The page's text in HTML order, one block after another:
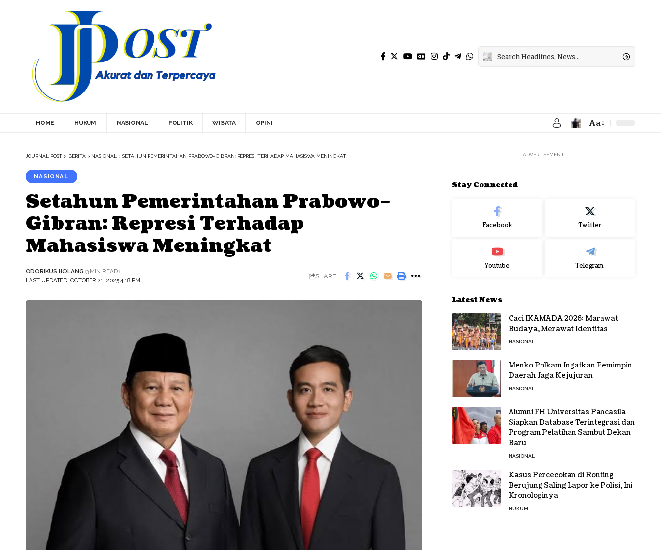
HOME HUKUM NASIONAL POLITIK WISATA OPINI
Font
Aa
JOURNAL POST > BERITA > NASIONAL > SETAHUN PEMERINTAHAN PRABOWO–GIBRAN: REPRESI TERHADAP MAHASISWA MENINGKAT
NASIONAL
Setahun Pemerintahan Prabowo–
Gibran: Represi Terhadap
Mahasiswa Meningkat
LAST UPDATED: OCTOBER 21, 2025 4:18 PM
ODORIKUS HOLANG 3 MIN READ
SHARE
- ADVERTISEMENT -
Stay Connected
Facebook Twitter
Youtube Telegram
Latest News
Caci IKAMADA 2026: Marawat
Budaya, Merawat Identitas
NASIONAL
Menko Polkam Ingatkan Pemimpin
Daerah Jaga Kejujuran
NASIONAL
Alumni FH Universitas Pancasila
Siapkan Database Terintegrasi dan
Program Pelatihan Sambut Dekan
Baru
NASIONAL
Kasus Percecokan di Ronting
Berujung Saling Lapor ke Polisi, Ini
Kronologinya
HUKUM